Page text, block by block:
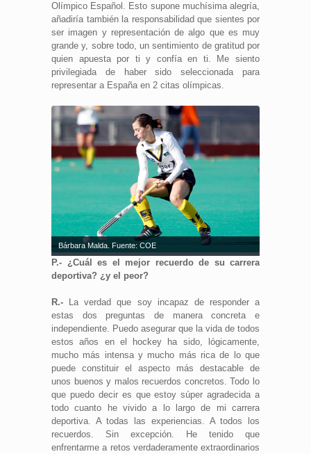
Olímpico Español. Esto supone muchísima alegría,
añadiría también la responsabilidad que sientes por
ser imagen y representación de algo que es muy
grande y, sobre todo, un sentimiento de gratitud por
quien apuesta por ti y confía en ti. Me siento
privilegiada de haber sido seleccionada para
representar a España en 2 citas olímpicas.
Bárbara Malda. Fuente: COE
P.- ¿Cuál es el mejor recuerdo de su carrera
deportiva? ¿y el peor?
R.- La verdad que soy incapaz de responder a
estas dos preguntas de manera concreta e
independiente. Puedo asegurar que la vida de todos
estos años en el hockey ha sido, lógicamente,
mucho más intensa y mucho más rica de lo que
puede constituir el aspecto más destacable de
unos buenos y malos recuerdos concretos. Todo lo
que puedo decir es que estoy súper agradecida a
todo cuanto he vivido a lo largo de mi carrera
deportiva. A todas las experiencias. A todos los
recuerdos. Sin excepción. He tenido que
enfrentarme a retos verdaderamente extraordinarios